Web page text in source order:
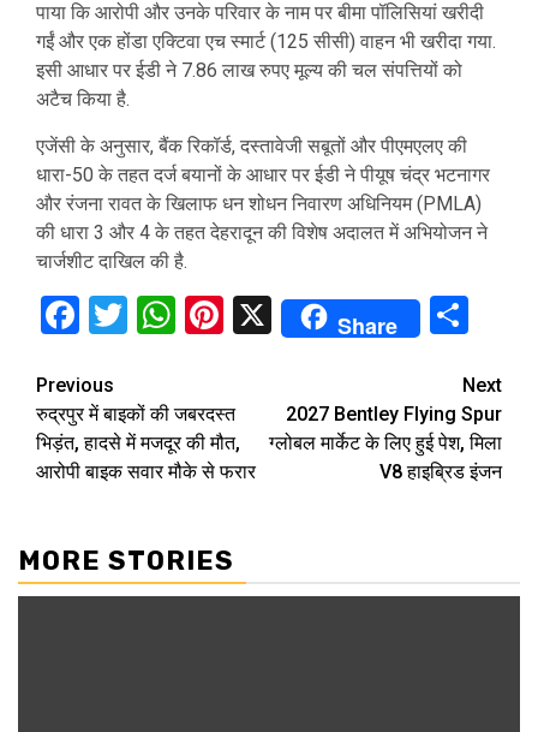
पाया कि आरोपी और उनके परिवार के नाम पर बीमा पॉलिसियां खरीदी
गईं और एक होंडा एक्टिवा एच स्मार्ट (125 सीसी) वाहन भी खरीदा गया.
इसी आधार पर ईडी ने 7.86 लाख रुपए मूल्य की चल संपत्तियों को
अटैच किया है.
एजेंसी के अनुसार, बैंक रिकॉर्ड, दस्तावेजी सबूतों और पीएमएलए की
धारा-50 के तहत दर्ज बयानों के आधार पर ईडी ने पीयूष चंद्र भटनागर
और रंजना रावत के खिलाफ धन शोधन निवारण अधिनियम (PMLA)
की धारा 3 और 4 के तहत देहरादून की विशेष अदालत में अभियोजन ने
चार्जशीट दाखिल की है.
Facebook
Twitter
WhatsApp
Pinterest
X Share
Continue
Reading
Previous
रुद्रपुर में बाइकों की जबरदस्त
भिड़ंत, हादसे में मजदूर की मौत,
आरोपी बाइक सवार मौके से फरार
Next
2027 Bentley Flying Spur
ग्लोबल मार्केट के लिए हुई पेश, मिला
V8 हाइब्रिड इंजन
MORE STORIES